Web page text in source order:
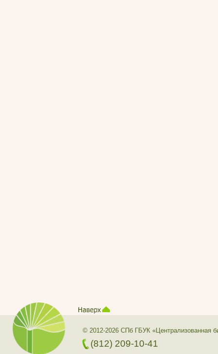
© 2012-2026 СПб ГБУК «Централизованная
(812) 209-10-41